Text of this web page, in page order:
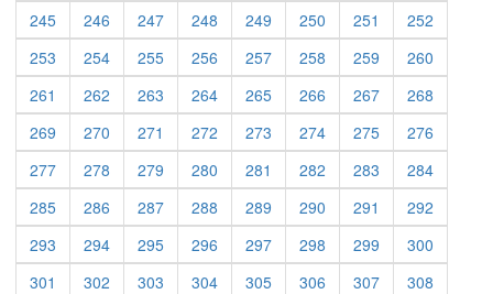
245
246 247 248 249 250 251
252
253
254 255 256 257 258 259
260
261
262 263 264 265 266 267
268
269
270 271 272 273 274 275
276
277
278 279 280 281 282 283
284
285
286 287 288 289 290 291
292
293
294 295 296 297 298 299
300
301
302 303 304 305 306 307
308